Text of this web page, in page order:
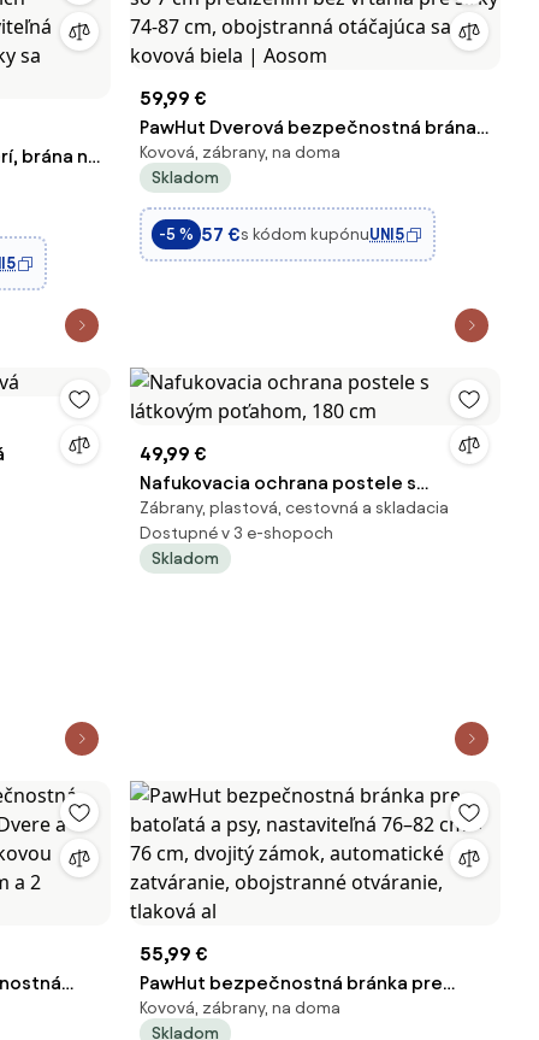
brána na
76-97
bezp
59,99 €
PawHut Dverová bezpečnostná brána
so 7 cm predlžením bez vŕtania pre
šírky 74-87 cm, obojstranná otáčajúca
sa kovová biela | Aosom
Kovová, zábrany, na doma
Skladom
-5 % 57 €s kódom kupónuUNI5
49,99 €
Nafukovacia ochrana postele s
látkovým poťahom, 180 cm
Zábrany, plastová, cestovná a skladacia
Dostupné v 3 e-shopoch
Skladom
a
55,99 €
PawHut bezpečnostná bránka pre
batoľatá a psy, nastaviteľná 76–82 cm
Kovová, zábrany, na doma
Skladom